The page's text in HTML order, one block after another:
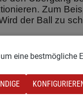
Zum
der Ball zu
auf alles
eine bestmögliche